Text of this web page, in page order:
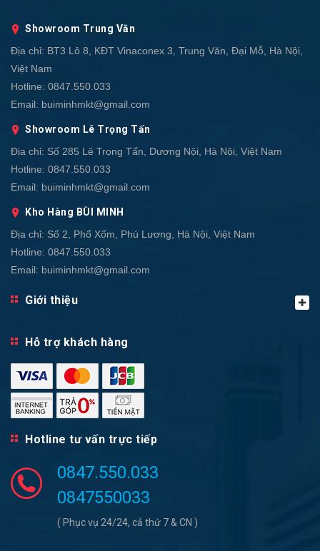
Showroom Trung Văn
Địa chỉ: BT3 Lô 8, KĐT Vinaconex 3, Trung Văn, Đại Mỗ, Hà Nội,
Việt Nam
Hotline: 0847.550.033
Email: buiminhmkt@gmail.com
Showroom Lê Trọng Tấn
Địa chỉ: Số 285 Lê Trọng Tấn, Dương Nội, Hà Nội, Việt Nam
Hotline: 0847.550.033
Email: buiminhmkt@gmail.com
Kho Hàng BÙI MINH
Địa chỉ: Số 2, Phố Xốm, Phú Lương, Hà Nội, Việt Nam
Hotline: 0847.550.033
Email: buiminhmkt@gmail.com
Giới thiệu
Hỗ trợ khách hàng
Hotline tư vấn trực tiếp
0847.550.033
0847550033
( Phục vụ 24/24, cả thứ 7 & CN )